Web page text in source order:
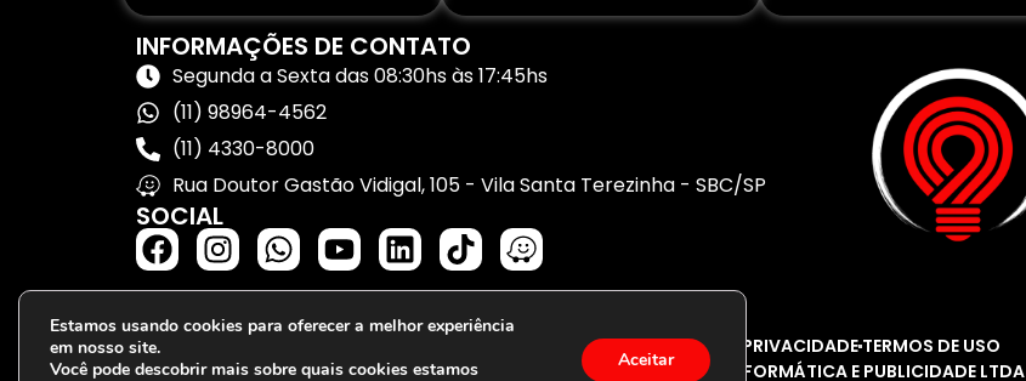
INFORMAÇÕES DE CONTATO
Segunda a Sexta das 08:30hs às 17:45hs
(11) 98964-4562
(11) 4330-8000
Rua Doutor Gastão Vidigal, 105 - Vila Santa Terezinha - SBC/SP
SOCIAL
POLITICA DE PRIVACIDADETERMOS DE USO
AÇÃO NET INFORMÁTICA E PUBLICIDADE LTDA
Estamos usando cookies para oferecer a melhor experiência
em nosso site.
Você pode descobrir mais sobre quais cookies estamos
Aceitar